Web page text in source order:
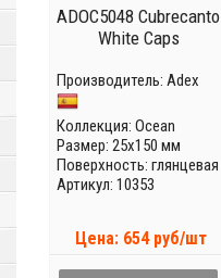
ADOC5048 Cubrecanto
White Caps
Производитель: Adex
Коллекция: Ocean
Размер: 25x150 мм
Поверхность: глянцевая
Артикул: 10353
Цена: 654 руб/шт